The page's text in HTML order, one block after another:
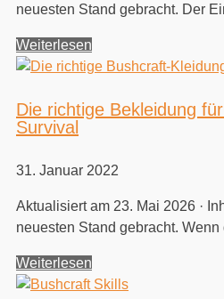
neuesten Stand gebracht. Der
Weiterlesen
Die richtige Bekleidung
Survival
31. Januar 2022
Aktualisiert am 23. Mai 2026 ·
neuesten Stand gebracht.
Weiterlesen